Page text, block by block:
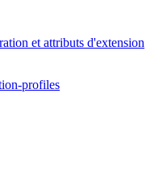
et attributs d'extension
profiles